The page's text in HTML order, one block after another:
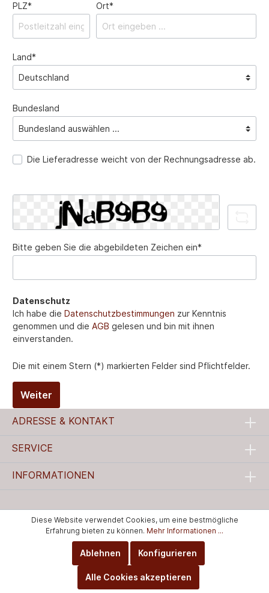
PLZ* Ort*
Land*
Bundesland
Die Lieferadresse weicht von der Rechnungsadresse ab.
Bitte geben Sie die abgebildeten Zeichen ein*
Datenschutz
Ich habe die Datenschutzbestimmungen zur Kenntnis
genommen und die AGB gelesen und bin mit ihnen
einverstanden.
Die mit einem Stern (*) markierten Felder sind Pflichtfelder.
Weiter
ADRESSE & KONTAKT
SERVICE
INFORMATIONEN
Diese Website verwendet Cookies, um eine bestmögliche
Erfahrung bieten zu können. Mehr Informationen ...
Ablehnen Konfigurieren
Alle Cookies akzeptieren